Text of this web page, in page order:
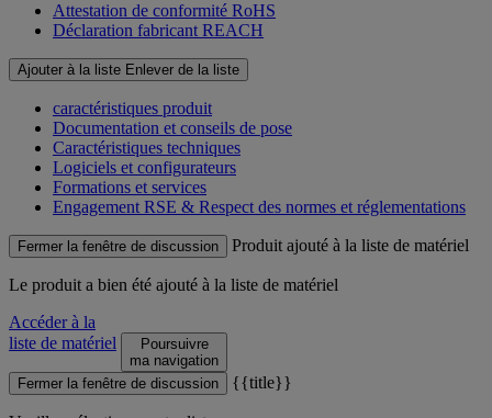
Attestation de conformité RoHS
Déclaration fabricant REACH
Ajouter à la liste Enlever de la liste
caractéristiques produit
Documentation et conseils de pose
Caractéristiques techniques
Logiciels et configurateurs
Formations et services
Engagement RSE & Respect des normes et réglementations
Fermer la fenêtre de discussion Produit ajouté à la liste de matériel
Le produit a bien été ajouté à la liste de matériel
Accéder à la
liste de matériel
Poursuivre
ma navigation
Fermer la fenêtre de discussion
{{title}}